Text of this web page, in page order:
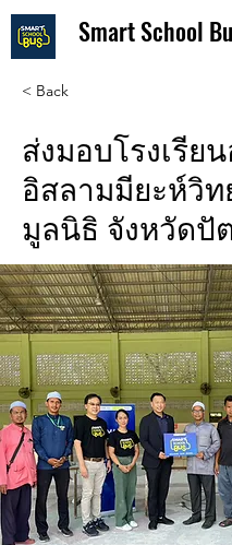
Smart School
< Back
ส่งมอบโรงเรีย
อิสลามมียะห์วิท
มูลนิธิ จังหวัดปั